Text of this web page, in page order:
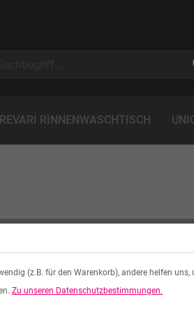
REVARI RINNENWASCHTISCH
(z.B. für den Warenkorb), andere helfen uns,
Zu unseren Datenschutzbestimmungen.